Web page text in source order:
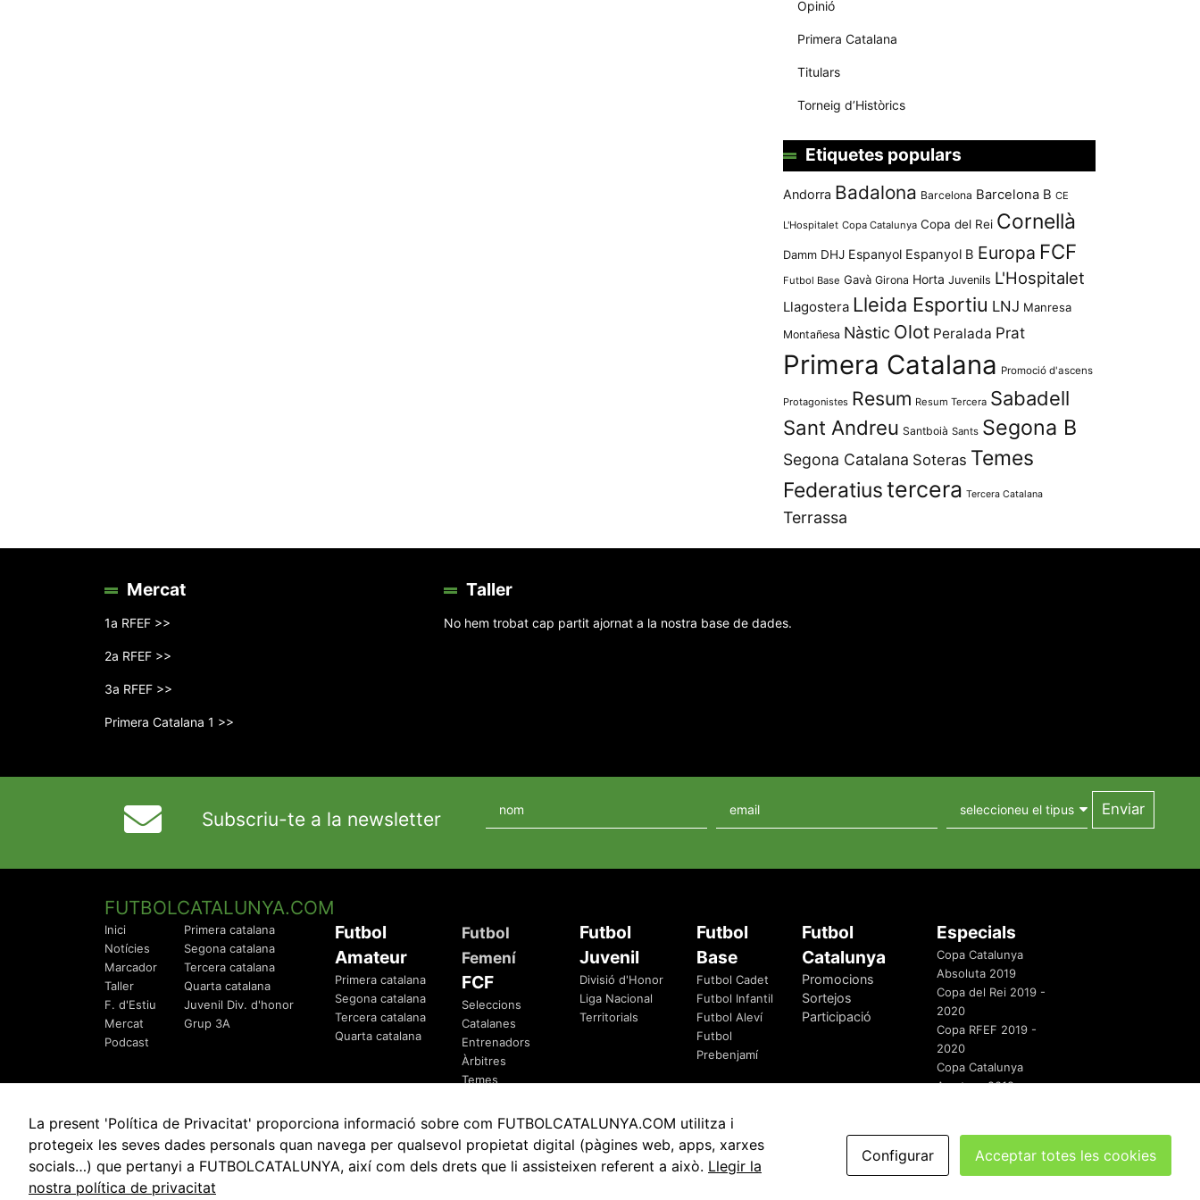
Opinió
Primera Catalana
Titulars
Torneig d’Històrics
Etiquetes populars
Andorra Badalona Barcelona Barcelona B CE
L'Hospitalet Copa Catalunya Copa del Rei Cornellà
Damm DHJ Espanyol Espanyol B Europa FCF
Futbol Base Gavà Girona Horta Juvenils L'Hospitalet
Llagostera Lleida Esportiu LNJ Manresa
Montañesa Nàstic Olot Peralada Prat
Primera Catalana Promoció d'ascens
Protagonistes Resum Resum Tercera Sabadell
Sant Andreu Santboià Sants Segona B
Segona Catalana Soteras Temes
Federatiustercera Tercera Catalana
Terrassa
Mercat
1a RFEF >>
2a RFEF >>
3a RFEF >>
Primera Catalana 1 >>
Taller
No hem trobat cap partit ajornat a la nostra base de dades.
Subscriu-te a la newsletter
FUTBOLCATALUNYA.COM
Inici
Notícies
Marcador
Taller
F. d'Estiu
Mercat
Podcast
Primera catalana
Segona catalana
Tercera catalana
Quarta catalana
Juvenil Div. d'honor
Grup 3A
Futbol
Amateur
Primera catalana
Segona catalana
Tercera catalana
Quarta catalana
Futbol
Femení
FCF
Seleccions
Catalanes
Entrenadors
Àrbitres
Temes
Futbol
Juvenil
Divisió d'Honor
Liga Nacional
Territorials
Futbol
Base
Futbol Cadet
Futbol Infantil
Futbol Aleví
Futbol
Prebenjamí
Futbol
Catalunya
Promocions
Sortejos
Participació
Especials
Copa Catalunya
Absoluta 2019
Copa del Rei 2019 -
2020
Copa RFEF 2019 -
2020
Copa Catalunya
Amateur 2019
© 2010 - 2026 FutbolCatalunya.com Avis Legal Política de Privacitat Política de Cookies redaccio@futbolcatalunya.com
La present 'Política de Privacitat' proporciona informació sobre com FUTBOLCATALUNYA.COM utilitza i
protegeix les seves dades personals quan navega per qualsevol propietat digital (pàgines web, apps, xarxes
socials…) que pertanyi a FUTBOLCATALUNYA, així com dels drets que li assisteixen referent a això. Llegir la
nostra política de privacitat
Configurar Acceptar totes les cookies